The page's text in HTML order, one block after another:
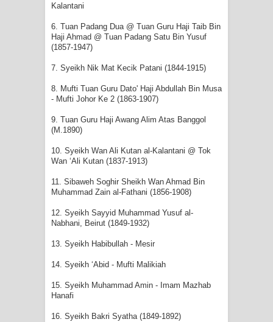
Kalantani
6. Tuan Padang Dua @ Tuan Guru Haji Taib Bin
Haji Ahmad @ Tuan Padang Satu Bin Yusuf
(1857-1947)
7. Syeikh Nik Mat Kecik Patani (1844-1915)
8. Mufti Tuan Guru Dato' Haji Abdullah Bin Musa
- Mufti Johor Ke 2 (1863-1907)
9. Tuan Guru Haji Awang Alim Atas Banggol
(M.1890)
10. Syeikh Wan Ali Kutan al-Kalantani @ Tok
Wan ‘Ali Kutan (1837-1913)
11. Sibaweh Soghir Sheikh Wan Ahmad Bin
Muhammad Zain al-Fathani (1856-1908)
12. Syeikh Sayyid Muhammad Yusuf al-
Nabhani, Beirut (1849-1932)
13. Syeikh Habibullah - Mesir
14. Syeikh ‘Abid - Mufti Malikiah
15. Syeikh Muhammad Amin - Imam Mazhab
Hanafi
16. Syeikh Bakri Syatha (1849-1892)